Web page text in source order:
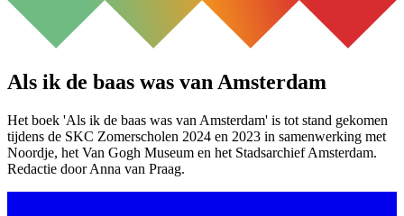
Als ik de baas was van Amsterdam
Het boek 'Als ik de baas was van Amsterdam' is tot stand gekomen
tijdens de SKC Zomerscholen 2024 en 2023 in samenwerking met
Noordje, het Van Gogh Museum en het Stadsarchief Amsterdam.
Redactie door Anna van Praag.